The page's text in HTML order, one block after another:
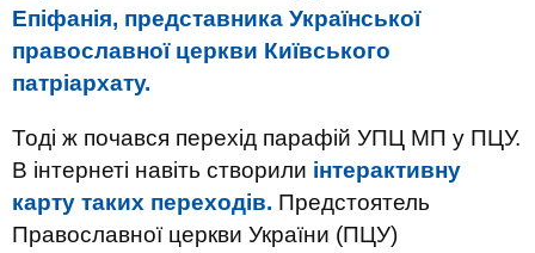
Епіфанія, представника Української
православної церкви Київського
патріархату.
Тоді ж почався перехід парафій УПЦ МП у ПЦУ.
В інтернеті навіть створили інтерактивну
карту таких переходів. Предстоятель
Православної церкви України (ПЦУ)